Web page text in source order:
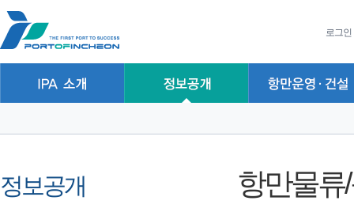
로그인
정보공개 항만물류